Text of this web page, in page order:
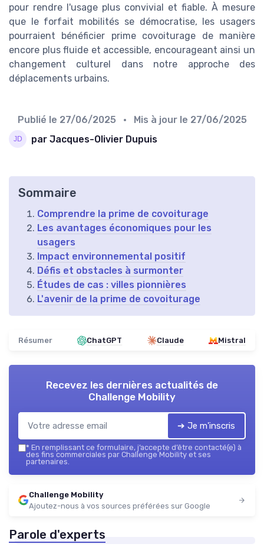
pour rendre l'usage plus convivial et fiable. À mesure
que le forfait mobilités se démocratise, les usagers
pourraient bénéficier prime covoiturage de manière
encore plus fluide et accessible, encourageant ainsi un
changement culturel dans notre approche des
déplacements urbains.
Publié le 27/06/2025 • Mis à jour le 27/06/2025
par Jacques-Olivier Dupuis
Sommaire
Comprendre la prime de covoiturage
Les avantages économiques pour les
usagers
Impact environnemental positif
Défis et obstacles à surmonter
Études de cas : villes pionnières
L'avenir de la prime de covoiturage
Résumer ChatGPT Claude Mistral
Recevez les dernières actualités de
Challenge Mobility
➔ Je m'inscris
* En remplissant ce formulaire, j’accepte d’être contacté(e) à
des fins commerciales par Challenge Mobility et ses
partenaires.
Challenge Mobility
Ajoutez-nous à vos sources préférées sur Google
Parole d'experts